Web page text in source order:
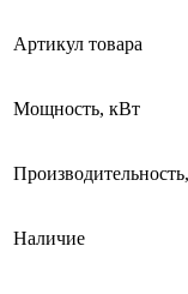
Артикул товара
Мощность, кВт
Наличие